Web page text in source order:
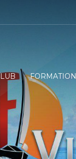
FORMATION